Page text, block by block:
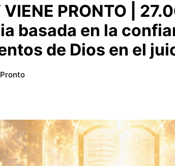
VIENE PRONTO |
basada en la
de Dios en el